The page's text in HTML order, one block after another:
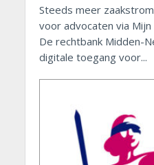
Steeds meer
voor advocaten via
De rechtbank Midden-
digitale toegang voor...